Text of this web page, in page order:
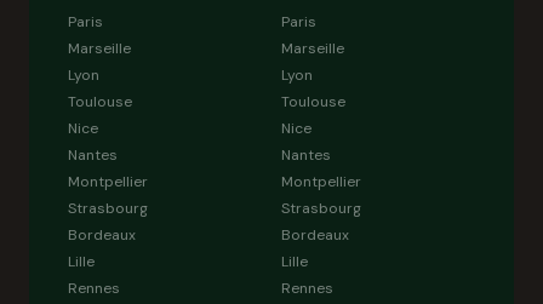
Paris
Marseille
Lyon
Toulouse
Nice
Nantes
Montpellier
Strasbourg
Bordeaux
Lille
Rennes
Paris
Marseille
Lyon
Toulouse
Nice
Nantes
Montpellier
Strasbourg
Bordeaux
Lille
Rennes